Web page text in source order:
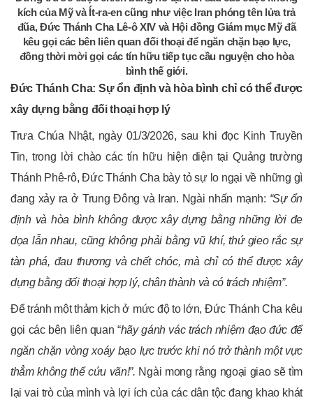
kích của Mỹ và Ít-ra-en cũng như việc Iran phóng tên lửa trả
đũa, Đức Thánh Cha Lê-ô XIV và Hội đồng Giám mục Mỹ đã
kêu gọi các bên liên quan đối thoại để ngăn chặn bạo lực,
đồng thời mời gọi các tín hữu tiếp tục cầu nguyện cho hòa
bình thế giới.
Đức Thánh Cha: Sự ổn định và hòa bình chỉ có thể được
xây dựng bằng đối thoại hợp lý
Trưa Chúa Nhật, ngày 01/3/2026, sau khi đọc Kinh Truyền
Tin, trong lời chào các tín hữu hiện diện tại Quảng trường
Thánh Phê-rô, Đức Thánh Cha bày tỏ sự lo ngại về những gì
đang xảy ra ở Trung Đông và Iran. Ngài nhấn mạnh: “Sự ổn
định và hòa bình không được xây dựng bằng những lời đe
dọa lẫn nhau, cũng không phải bằng vũ khí, thứ gieo rắc sự
tàn phá, đau thương và chết chóc, mà chỉ có thể được xây
dựng bằng đối thoại hợp lý, chân thành và có trách nhiệm”.
Để tránh một thảm kịch ở mức độ to lớn, Đức Thánh Cha kêu
gọi các bên liên quan “hãy gánh vác trách nhiệm đạo đức để
ngăn chặn vòng xoáy bạo lực trước khi nó trở thành một vực
thẳm không thể cứu vãn!”. Ngài mong rằng ngoại giao sẽ tìm
lại vai trò của mình và lợi ích của các dân tộc đang khao khát